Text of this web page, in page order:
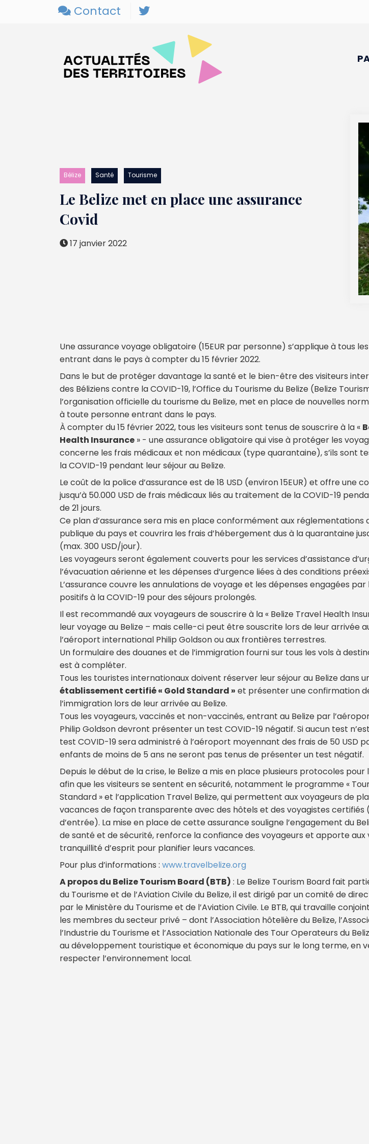
Contact
Bélize Santé Tourisme
Le Belize met en place une assurance
Covid
17 janvier 2022
Une assurance voyage obligatoire (15EUR par personne) s’applique à tous
entrant dans le pays à compter du 15 février 2022.
Dans le but de protéger davantage la santé et le bien-être des visiteurs
des Béliziens contre la COVID-19, l’Office du Tourisme du Belize (Belize
l’organisation officielle du tourisme du Belize, met en place de nouvelles
à toute personne entrant dans le pays.
À compter du 15 février 2022, tous les visiteurs sont tenus de souscrire à la «
Health Insurance » - une assurance obligatoire qui vise à protéger les
concerne les frais médicaux et non médicaux (type quarantaine), s’ils sont
la COVID-19 pendant leur séjour au Belize.
Le coût de la police d’assurance est de 18 USD (environ 15EUR) et offre une
jusqu’à 50.000 USD de frais médicaux liés au traitement de la COVID-19
de 21 jours.
Ce plan d’assurance sera mis en place conformément aux réglementations
publique du pays et couvrira les frais d’hébergement dus à la quarantaine
(max. 300 USD/jour).
Les voyageurs seront également couverts pour les services d’assistance
l’évacuation aérienne et les dépenses d’urgence liées à des conditions
L’assurance couvre les annulations de voyage et les dépenses engagées par
positifs à la COVID-19 pour des séjours prolongés.
Il est recommandé aux voyageurs de souscrire à la « Belize Travel Health
leur voyage au Belize – mais celle-ci peut être souscrite lors de leur arrivée
l’aéroport international Philip Goldson ou aux frontières terrestres.
Un formulaire des douanes et de l’immigration fourni sur tous les vols à
est à compléter.
Tous les touristes internationaux doivent réserver leur séjour au Belize dans
établissement certifié « Gold Standard » et présenter une confirmation
l’immigration lors de leur arrivée au Belize.
Tous les voyageurs, vaccinés et non-vaccinés, entrant au Belize par
Philip Goldson devront présenter un test COVID-19 négatif. Si aucun test
test COVID-19 sera administré à l’aéroport moyennant des frais de 50 USD
enfants de moins de 5 ans ne seront pas tenus de présenter un test négatif.
Depuis le début de la crise, le Belize a mis en place plusieurs protocoles pour
afin que les visiteurs se sentent en sécurité, notamment le programme «
Standard » et l’application Travel Belize, qui permettent aux voyageurs de
vacances de façon transparente avec des hôtels et des voyagistes certifiés
d’entrée). La mise en place de cette assurance souligne l’engagement du
de santé et de sécurité, renforce la confiance des voyageurs et apporte aux
tranquillité d’esprit pour planifier leurs vacances.
Pour plus d’informations : www.travelbelize.org
A propos du Belize Tourism Board (BTB) : Le Belize Tourism Board fait
du Tourisme et de l’Aviation Civile du Belize, il est dirigé par un comité de
par le Ministère du Tourisme et de l’Aviation Civile. Le BTB, qui travaille
les membres du secteur privé – dont l’Association hôtelière du Belize,
l’Industrie du Tourisme et l’Association Nationale des Tour Operateurs du
au développement touristique et économique du pays sur le long terme, en
respecter l’environnement local.